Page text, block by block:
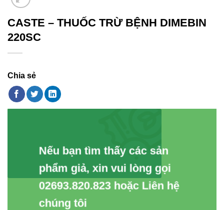
CASTE – THUỐC TRỪ BỆNH DIMEBIN
220SC
Chia sẻ
Nếu bạn tìm thấy các sản
phẩm giả, xin vui lòng gọi
02693.820.823 hoặc Liên hệ
chúng tôi